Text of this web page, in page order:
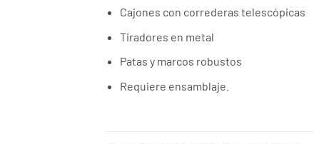
Cajones con correderas telescópicas
Tiradores en metal
Patas y marcos robustos
Requiere ensamblaje.